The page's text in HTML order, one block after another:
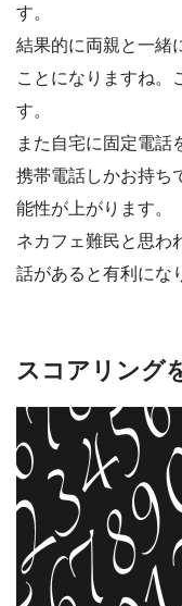
す。
結果的に両親と一緒
ことになりますね。
す。
また自宅に固定電話
携帯電話しかお持ち
能性が上がります。
ネカフェ難民と思わ
話があると有利にな
スコアリング